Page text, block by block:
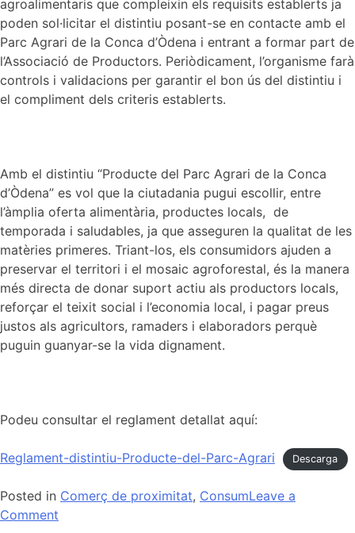
agroalimentaris que compleixin els requisits establerts ja
poden sol·licitar el distintiu posant-se en contacte amb el
Parc Agrari de la Conca d’Òdena i entrant a formar part de
l’Associació de Productors. Periòdicament, l’organisme farà
controls i validacions per garantir el bon ús del distintiu i
el compliment dels criteris establerts.
Amb el distintiu “Producte del Parc Agrari de la Conca
d’Òdena” es vol que la ciutadania pugui escollir, entre
l’àmplia oferta alimentària, productes locals, de
temporada i saludables, ja que asseguren la qualitat de les
matèries primeres. Triant-los, els consumidors ajuden a
preservar el territori i el mosaic agroforestal, és la manera
més directa de donar suport actiu als productors locals,
reforçar el teixit social i l’economia local, i pagar preus
justos als agricultors, ramaders i elaboradors perquè
puguin guanyar-se la vida dignament.
Podeu consultar el reglament detallat aquí:
Reglament-distintiu-Producte-del-Parc-Agrari Descarga
Posted in Comerç de proximitat, ConsumLeave a
Comment